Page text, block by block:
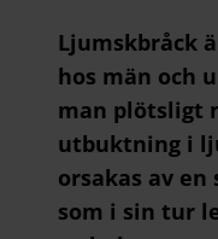
Ljumskbråck
hos män och
man plötsligt
utbuktning i
orsakas av en
som i sin tur